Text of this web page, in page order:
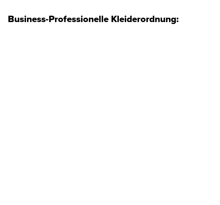
Business-Professionelle Kleiderordnung: